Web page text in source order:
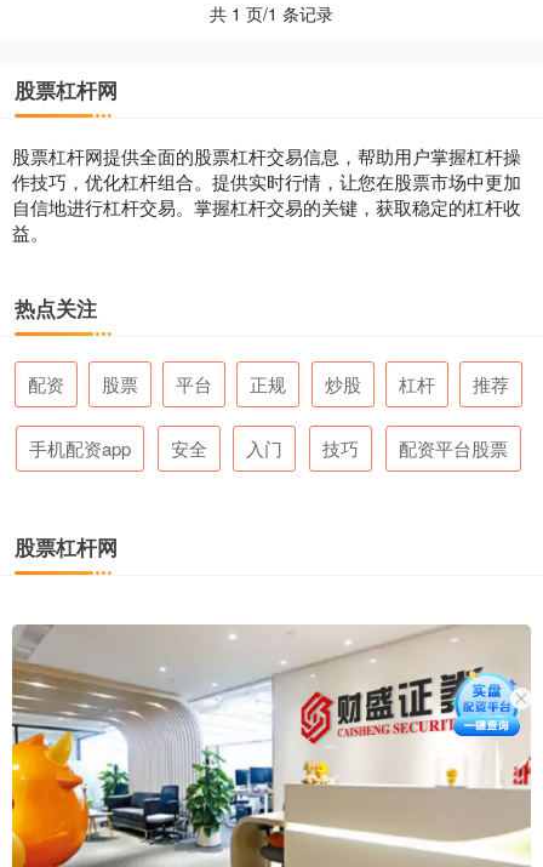
共 1 页/1 条记录
股票杠杆网
股票杠杆网提供全面的股票杠杆交易信息，帮助用户掌握杠杆操
作技巧，优化杠杆组合。提供实时行情，让您在股票市场中更加
自信地进行杠杆交易。掌握杠杆交易的关键，获取稳定的杠杆收
益。
热点关注
配资 股票 平台 正规 炒股 杠杆 推荐
手机配资app 安全 入门 技巧 配资平台股票
股票杠杆网